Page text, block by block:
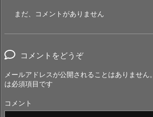
まだ、コメントがありません
コメントをどうぞ
メールアドレスが公開されることはありません。
は必須項目です
コメント